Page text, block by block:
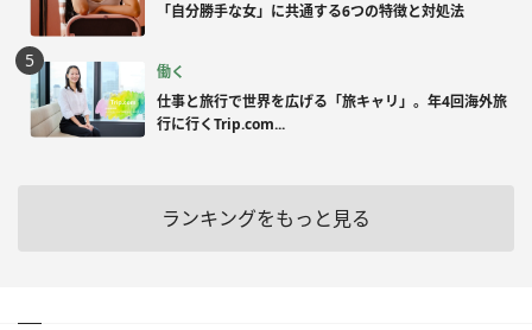
「自分勝手な女」に共通する6つの特徴と対処法
働く
仕事と旅行で世界を広げる「旅キャリ」。年4回海外旅
行に行くTrip.com...
ランキングをもっと見る